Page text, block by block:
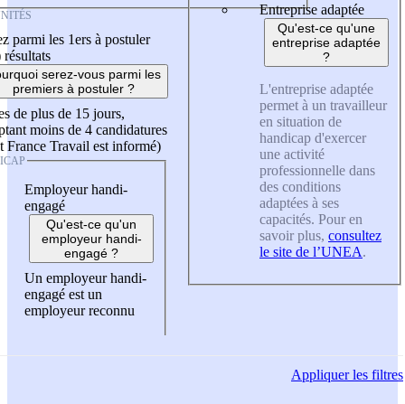
parmi les 1ers à postuler
résultats
serez-vous parmi les
premiers à postuler ?
de plus de 15 jours,
moins de 4 candidatures
France Travail est informé)
Employeur handi-
engagé
Qu'est-ce qu'un
employeur handi-
engagé ?
Un employeur handi-
engagé est un
employeur reconnu
Entreprise adaptée
Qu'est-ce qu'une
entreprise adaptée
?
L'entreprise adaptée
permet à un travailleur
en situation de
handicap d'exercer
une activité
professionnelle dans
des conditions
adaptées à ses
capacités. Pour en
savoir plus, consultez
le site de l’UNEA.
Appliquerles filtres